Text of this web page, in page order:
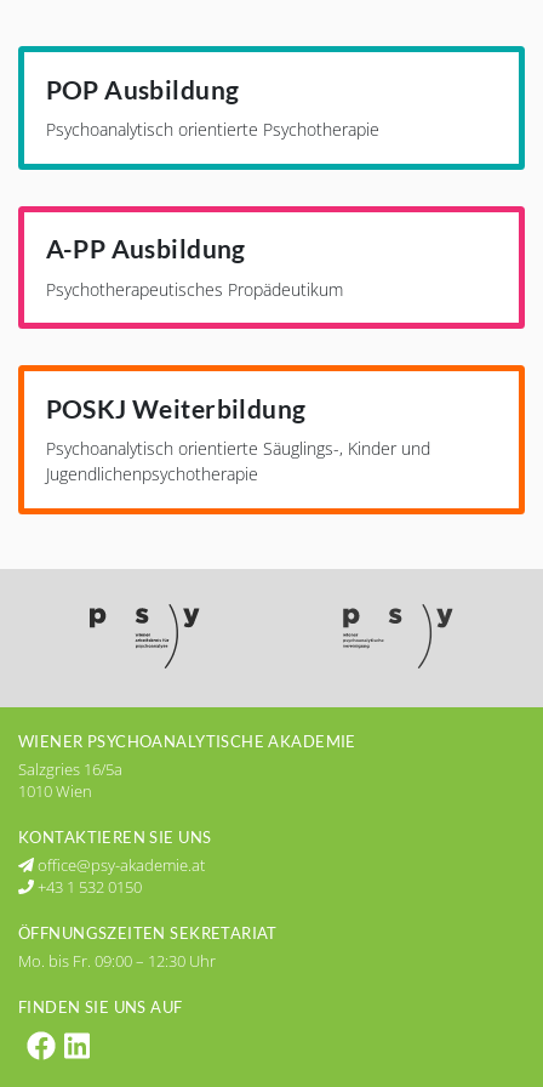
POP Ausbildung
Psychoanalytisch orientierte Psychotherapie
A-PP Ausbildung
Psychotherapeutisches Propädeutikum
POSKJ Weiterbildung
Psychoanalytisch orientierte Säuglings-, Kinder und
Jugendlichenpsychotherapie
WIENER PSYCHOANALYTISCHE AKADEMIE
Salzgries 16/5a
1010 Wien
KONTAKTIEREN SIE UNS
office@psy-akademie.at
+43 1 532 0150
ÖFFNUNGSZEITEN SEKRETARIAT
Mo. bis Fr. 09:00 – 12:30 Uhr
FINDEN SIE UNS AUF
Psy-Akademie auf Facebook, öffnet
Psy-Akademie auf linkedIn, öffnet